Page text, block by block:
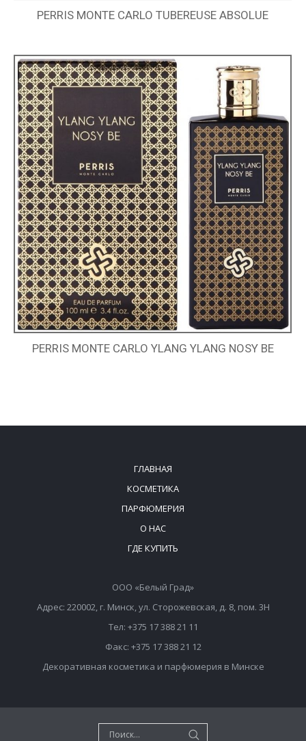
PERRIS MONTE CARLO TUBEREUSE ABSOLUE
PERRIS MONTE CARLO YLANG YLANG NOSY BE
ГЛАВНАЯ
КОСМЕТИКА
ПАРФЮМЕРИЯ
О НАС
ГДЕ КУПИТЬ
ООО «Белый Град»
Адрес: 220002, г. Минск, ул. Сторожевская, д. 8, пом. 3Н
Тел: +375 17 388 21 11
Факс: +375 17 388 21 12
Декоративная косметика и парфюмерия в Минске